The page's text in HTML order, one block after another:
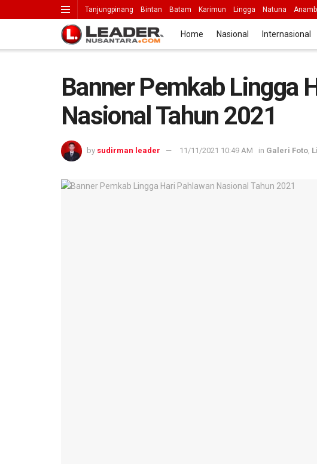
Tanjungpinang Bintan Batam Karimun Lingga Natuna
Home Nasional Internasional
Banner Pemkab Lingga
Nasional Tahun 2021
by sudirman leader 11/11/2021 10:49 AM in Galeri Foto